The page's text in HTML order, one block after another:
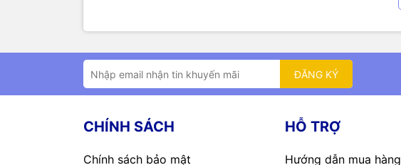
ĐĂNG KÝ
CHÍNH SÁCH
Chính sách bảo mật
HỖ TRỢ
Hướng dẫn mua hàng